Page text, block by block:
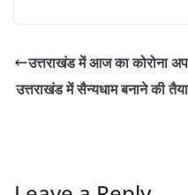
उत्तराखंड में आज का कोरोना
उत्तराखंड में सैन्यधाम बनाने की